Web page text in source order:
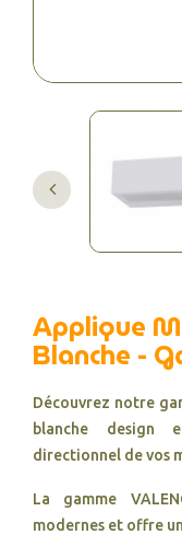
Applique
Blanche -
Découvrez notre
blanche design
directionnel de vos
La gamme
modernes et offre